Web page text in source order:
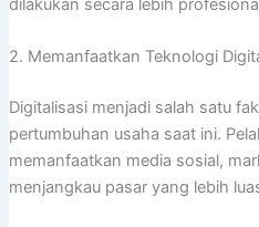
dilakukan secara lebih
2. Memanfaatkan Teknologi
Digitalisasi menjadi salah satu
pertumbuhan usaha saat ini.
memanfaatkan media sosial,
menjangkau pasar yang lebih